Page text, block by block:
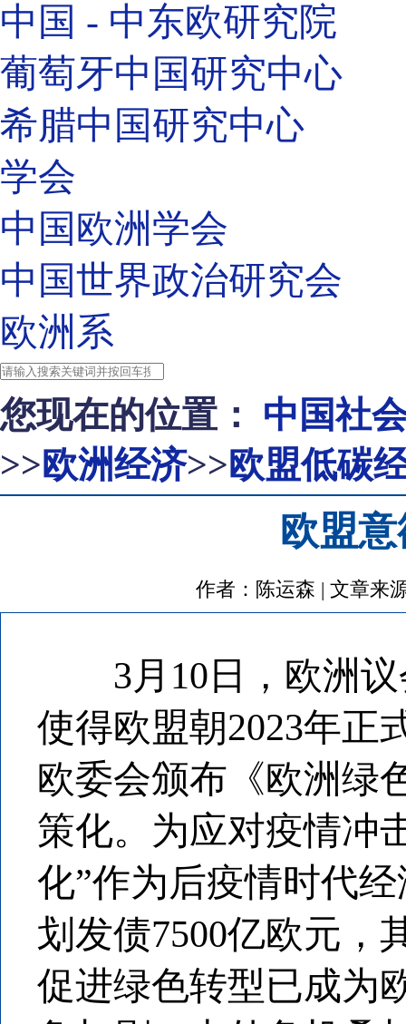
中国 - 中东欧研究院
葡萄牙中国研究中心
希腊中国研究中心
学会
中国欧洲学会
中国世界政治研究会
欧洲系
您现在的位置： 中国社
>>欧洲经济>>欧盟低碳
欧盟
作者：陈运森 | 文章来
3月10日，欧洲议
使得欧盟朝2023年正
欧委会颁布《欧洲绿
策化。为应对疫情冲
化”作为后疫情时代
划发债7500亿欧元，
促进绿色转型已成为